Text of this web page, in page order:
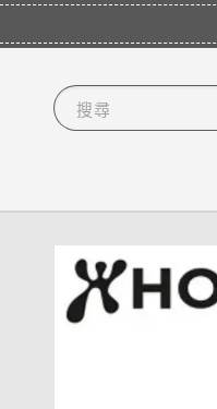
搜尋